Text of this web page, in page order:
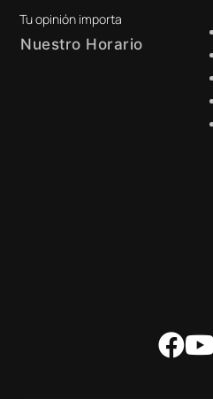
Tu opinión importa
Nuestro Horario